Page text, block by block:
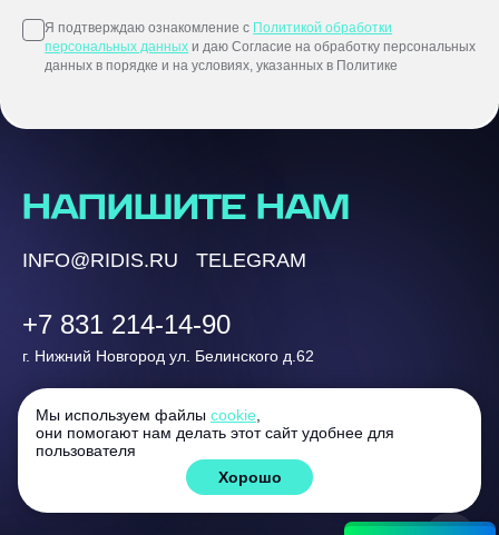
Я подтверждаю ознакомление с Политикой обработки
персональных данных и даю Согласие на обработку персональных
данных в порядке и на условиях, указанных в Политике
НАПИШИТЕ НАМ
INFO@RIDIS.RU TELEGRAM
+7 831 214-14-90
г. Нижний Новгород ул. Белинского д.62
© Цифровое агентство RIDIS, 2017 – 2026
Политика конфиденциальности
Мы используем файлы cookie
они помогают нам делать этот сайт удобнее для
пользователя
Хорошо